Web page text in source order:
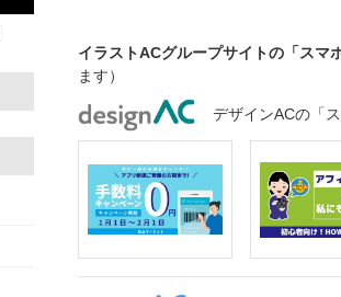
イラストACグループサイトの「スマ
ます）
デザインACの「